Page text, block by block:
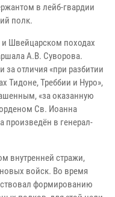
в лейб-гвардии
полк.
и Швейцарском походах
А.В. Суворова.
отличия «при разбитии
Тидоне, Треббии и Нуро»,
«за оказанную
Св. Иоанна
произведён в генерал-
внутренней стражи,
войск. Во время
формированию